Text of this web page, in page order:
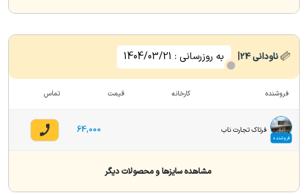
ناودانی24
| به روزرسانی : 1404/03/21
فروشنده کارخانه قیمت تماس
فروشنده
فرتاک تجارت ناب 64,000
مشاهده سایزها و محصولات دیگر